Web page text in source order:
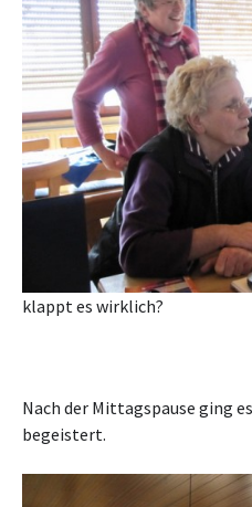
klappt es wirklich?
Nach der Mittagspause ging
begeistert.